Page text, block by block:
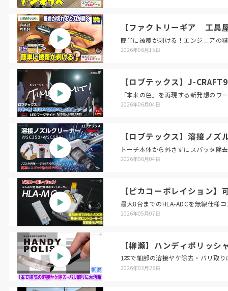
【ファクトリーギア 工具
簡単に被覆が剥ける！エンジニアの
2026年06月15日
【ロブテックス】J-
「本来の色」を再現する新発想のワ
2026年06月04日
【ロブテックス】溶接ノズ
トーチ本体から外さずにスパッタ除
2026年06月04日
【ピカコーポレイション
最大8台までのHLA-ADCを無線仕様
2026年05月07日
【柳瀬】ハンディポリッシ
1本で細部の溶接ヤケ除去・バリ取り
2026年03月26日